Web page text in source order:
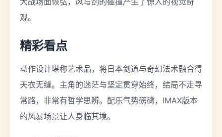
观。
精彩看点
动作设计堪称艺术品，将日本剑道与奇幻法术融合得
天衣无缝。主角的迷茫与坚定贯穿始终，结局不走寻
常路，非常有哲学思辨。配乐气势磅礴，IMAX版本
的风暴场景让人身临其境。